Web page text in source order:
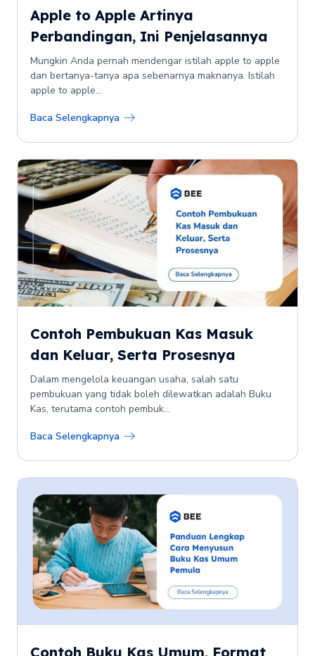
Apple to Apple Artinya
Perbandingan, Ini Penjelasannya
Mungkin Anda pernah mendengar istilah apple to apple
dan bertanya-tanya apa sebenarnya maknanya. Istilah
apple to apple...
Baca Selengkapnya
Contoh Pembukuan Kas Masuk
dan Keluar, Serta Prosesnya
Dalam mengelola keuangan usaha, salah satu
pembukuan yang tidak boleh dilewatkan adalah Buku
Kas, terutama contoh pembuk...
Baca Selengkapnya
Contoh Buku Kas Umum, Format